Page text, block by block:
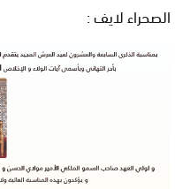
الصحراء لايف :